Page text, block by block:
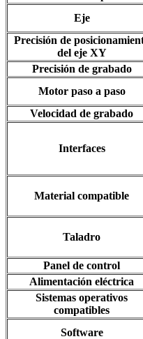
Eje
Precisión de
del eje XY
Precisión de grabado
Motor paso a paso
Velocidad de grabado
Interfaces
Material compatible
Taladro
Panel de control
Alimentación eléctrica
Sistemas operativos
compatibles
Software